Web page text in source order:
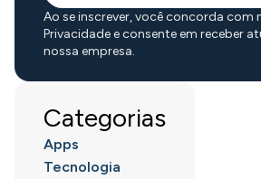
Ao se inscrever, você concorda com
Privacidade e consente em receber
nossa empresa.
Categorias
Apps
Tecnologia